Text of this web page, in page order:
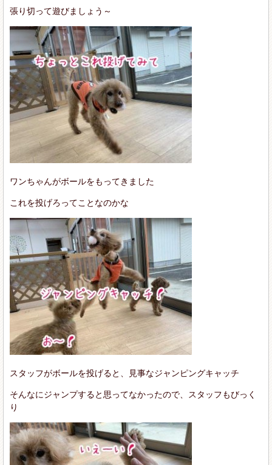
張り切って遊びましょう～
ワンちゃんがボールをもってきました
これを投げろってことなのかな
スタッフがボールを投げると、見事なジャンピングキャッチ
そんなにジャンプすると思ってなかったので、スタッフもびっく
り